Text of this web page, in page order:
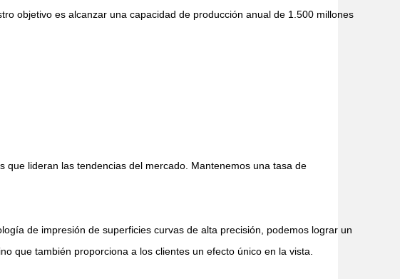
objetivo es alcanzar una capacidad de producción anual de 1.500 millones
lideran las tendencias del mercado. Mantenemos una tasa de
de impresión de superficies curvas de alta precisión, podemos lograr un
que también proporciona a los clientes un efecto único en la vista.